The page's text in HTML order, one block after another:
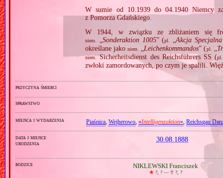
W sumie od 10.1939 do 04.1940 Niemcy
z Pomorza Gdańskiego.
W 1944, w związku ze zbliżaniem się
niem. „Sonderaktion 1005” (pl. „Akcja
określane jakoniem. „Leichenkommandos” (pl. „
niem.Sicherheitsdienst des Reichsführers SS (pl.
zwłoki zamordowanych, po czym je spalili.
przyczyna śmierci
sprawstwo
miejsca i wydarzenia Piaśnica ,Wejherowo ,«Intelligenzaktion» ,Reichsgau
data i miejsce
urodzenia
30.08.1888
rodzice NIKLEWSKI Franciszek
🞲?, ? — 🕆?, ?